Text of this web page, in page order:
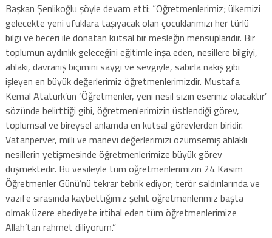
Başkan Şenlikoğlu şöyle devam etti: “Öğretmenlerimiz; ülkemizi
gelecekte yeni ufuklara taşıyacak olan çocuklarımızı her türlü
bilgi ve beceri ile donatan kutsal bir mesleğin mensuplarıdır. Bir
toplumun aydınlık geleceğini eğitimle inşa eden, nesillere bilgiyi,
ahlakı, davranış biçimini saygı ve sevgiyle, sabırla nakış gibi
işleyen en büyük değerlerimiz öğretmenlerimizdir. Mustafa
Kemal Atatürk’ün ‘Öğretmenler, yeni nesil sizin eseriniz olacaktır’
sözünde belirttiği gibi, öğretmenlerimizin üstlendiği görev,
toplumsal ve bireysel anlamda en kutsal görevlerden biridir.
Vatanperver, milli ve manevi değerlerimizi özümsemiş ahlaklı
nesillerin yetişmesinde öğretmenlerimize büyük görev
düşmektedir. Bu vesileyle tüm öğretmenlerimizin 24 Kasım
Öğretmenler Günü’nü tekrar tebrik ediyor; terör saldırılarında ve
vazife sırasında kaybettiğimiz şehit öğretmenlerimiz başta
olmak üzere ebediyete irtihal eden tüm öğretmenlerimize
Allah’tan rahmet diliyorum.”